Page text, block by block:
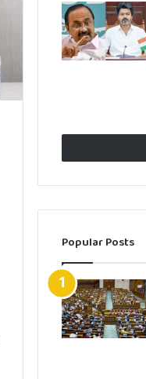
Popular Posts